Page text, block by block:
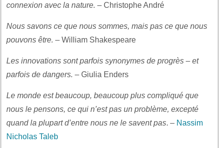
connexion avec la nature. – Christophe André
Nous savons ce que nous sommes, mais pas ce que nous
pouvons être. – William Shakespeare
Les innovations sont parfois synonymes de progrès – et
parfois de dangers. – Giulia Enders
Le monde est beaucoup, beaucoup plus compliqué que
nous le pensons, ce qui n’est pas un problème, excepté
quand la plupart d’entre nous ne le savent pas. – Nassim
Nicholas Taleb